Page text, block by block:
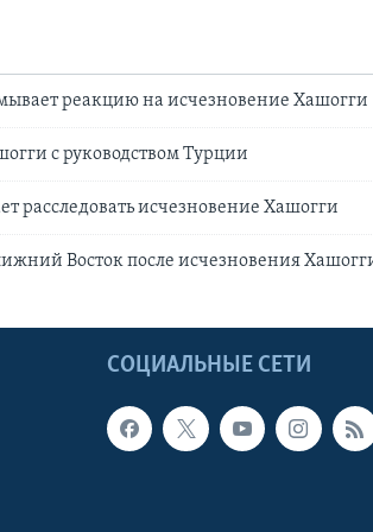
реакцию на исчезновение Хашогги
с руководством Турции
расследовать исчезновение Хашогги
Восток после исчезновения
СОЦИАЛЬНЫЕ СЕТИ